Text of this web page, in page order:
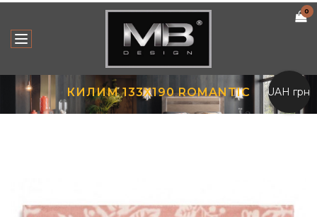
0
КИЛИМ 133Х190 ROMANTIC UAH грн.